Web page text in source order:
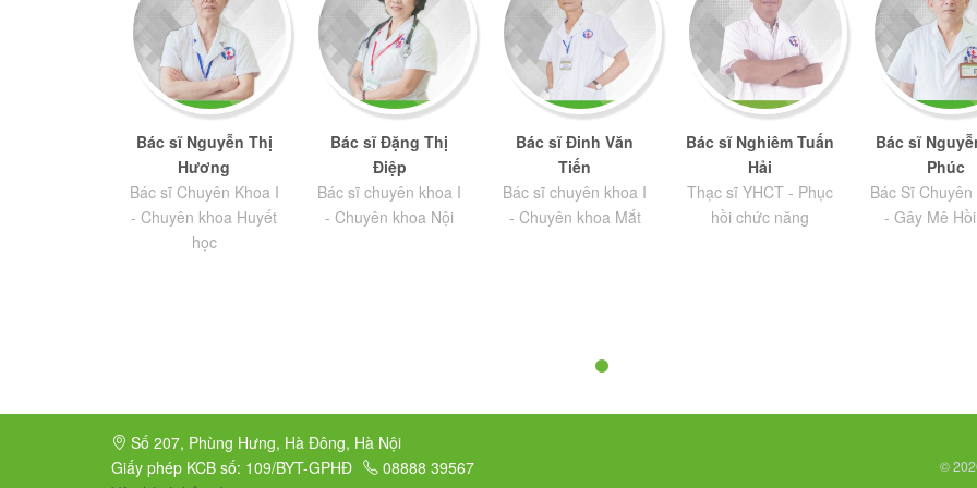
Bác sĩ Nguyễn Thị
Hương
Bác sĩ Chuyên Khoa I
- Chuyên khoa Huyết
học
Bác sĩ Đặng Thị
Điệp
Bác sĩ chuyên khoa I
- Chuyên khoa Nội
Bác sĩ Đinh Văn
Tiến
Bác sĩ chuyên khoa I
- Chuyên khoa Mắt
Bác sĩ Nghiêm Tuấn
Hải
Thạc sĩ YHCT - Phục
hồi chức năng
Bác sĩ
Phúc
Bác Sĩ Chuyên
- Gây Mê
Số 207, Phùng Hưng, Hà Đông, Hà Nội
Giấy phép KCB số: 109/BYT-GPHĐ
08888 39567 ©